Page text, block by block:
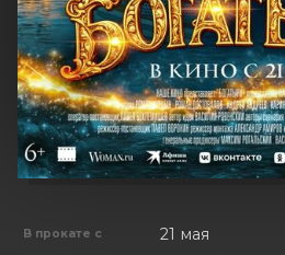
В прокате с 21 мая